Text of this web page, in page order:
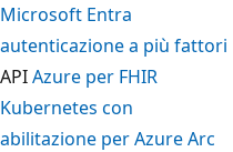
Microsoft Entra
autenticazione a più fattori
APIAzure per FHIR
Kubernetes con
abilitazione per Azure Arc